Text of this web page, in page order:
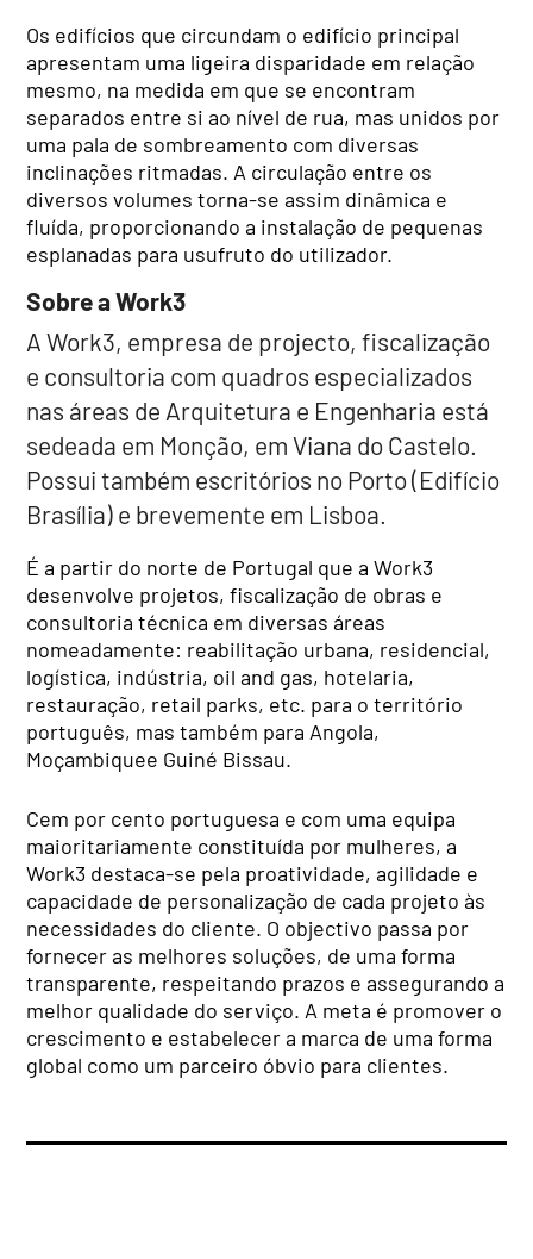
Os edifícios que circundam o edifício principal
apresentam uma ligeira disparidade em relação
mesmo, na medida em que se encontram
separados entre si ao nível de rua, mas unidos por
uma pala de sombreamento com diversas
inclinações ritmadas. A circulação entre os
diversos volumes torna-se assim dinâmica e
fluída, proporcionando a instalação de pequenas
esplanadas para usufruto do utilizador.
Sobre a Work3
A Work3, empresa de projecto, fiscalização
e consultoria com quadros especializados
nas áreas de Arquitetura e Engenharia está
sedeada em Monção, em Viana do Castelo.
Possui também escritórios no Porto (Edifício
Brasília) e brevemente em Lisboa.
É a partir do norte de Portugal que a Work3
desenvolve projetos, fiscalização de obras e
consultoria técnica em diversas áreas
nomeadamente: reabilitação urbana, residencial,
logística, indústria, oil and gas, hotelaria,
restauração, retail parks, etc. para o território
português, mas também para Angola,
Moçambiquee Guiné Bissau.
Cem por cento portuguesa e com uma equipa
maioritariamente constituída por mulheres, a
Work3 destaca-se pela proatividade, agilidade e
capacidade de personalização de cada projeto às
necessidades do cliente. O objectivo passa por
fornecer as melhores soluções, de uma forma
transparente, respeitando prazos e assegurando a
melhor qualidade do serviço. A meta é promover o
crescimento e estabelecer a marca de uma forma
global como um parceiro óbvio para clientes.